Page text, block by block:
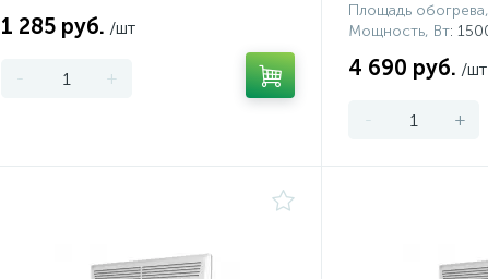
1 285 руб. /шт
- +
Площадь
Мощность, Вт:
4 690 руб. /шт
- +